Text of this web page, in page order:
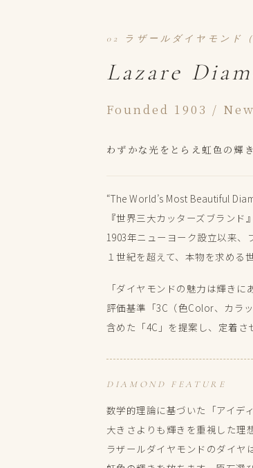
02 ラザールダイヤモンド​
Lazare
Founded 1903 /
わずかな​光を​とらえ虹色の​輝
“The World’s Most Beautiful
『世界三大カッターズブランド
1903年ニューヨーク設立以来
１世紀を​超えて、​本物を​求める​
「ダイヤモンドの​魅力は​輝き
評価基準​「3C​（色Color、​カラ
含めた​「4C」を​提案し、​定着さ
DIAMOND FEATURE
数学的理論に​基づいた​「アイデ
大きさよりも​輝きを​重視した​理
ラザールダイヤモンドの​ダイヤ